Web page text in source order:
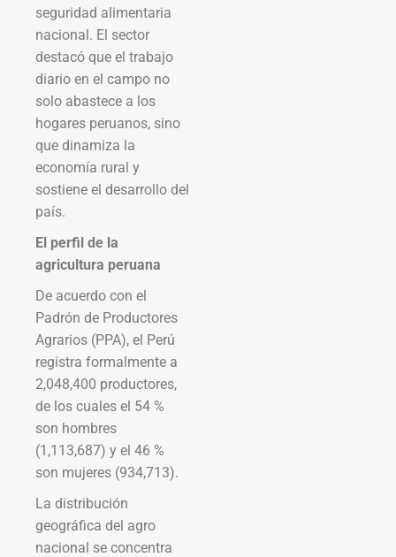
seguridad alimentaria
nacional. El sector
destacó que el trabajo
diario en el campo no
solo abastece a los
hogares peruanos, sino
que dinamiza la
economía rural y
sostiene el desarrollo del
país.
El perfil de la
agricultura peruana
De acuerdo con el
Padrón de Productores
Agrarios (PPA), el Perú
registra formalmente a
2,048,400 productores,
de los cuales el 54 %
son hombres
(1,113,687) y el 46 %
son mujeres (934,713).
La distribución
geográfica del agro
nacional se concentra